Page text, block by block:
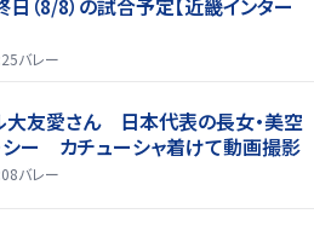
（8/8）の試合予定【近畿インター
バレー
大友愛さん 日本代表の長女・美空
シー カチューシャ着けて動画撮影
バレー